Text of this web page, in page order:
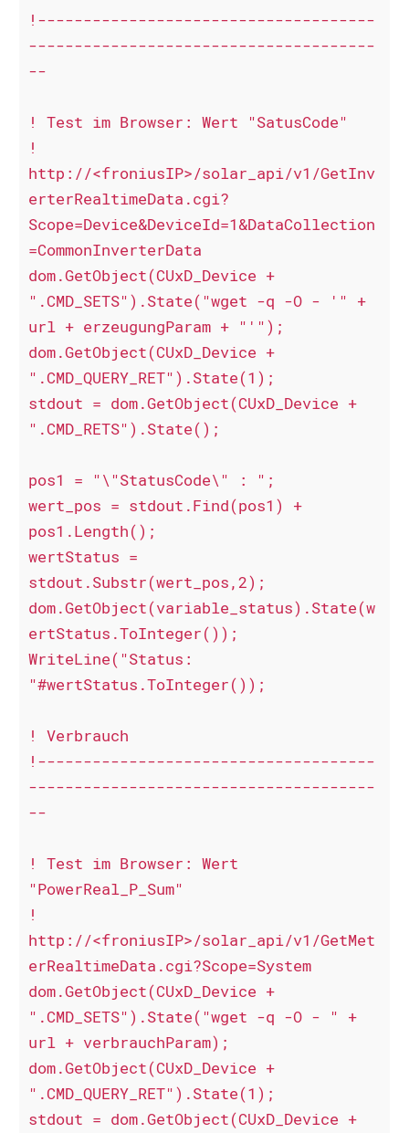
!-------------------------------------
--------------------------------------
--
! Test im Browser: Wert "SatusCode"
!
http://<froniusIP>/solar_api/v1/GetInv
erterRealtimeData.cgi?
Scope=Device&DeviceId=1&DataCollection
=CommonInverterData
dom.GetObject(CUxD_Device +
".CMD_SETS").State("wget -q -O - '" +
url + erzeugungParam + "'");
dom.GetObject(CUxD_Device +
".CMD_QUERY_RET").State(1);
stdout = dom.GetObject(CUxD_Device +
".CMD_RETS").State();
pos1 = "\"StatusCode\" : ";
wert_pos = stdout.Find(pos1) +
pos1.Length();
wertStatus =
stdout.Substr(wert_pos,2);
dom.GetObject(variable_status).State(w
ertStatus.ToInteger());
WriteLine("Status:
"#wertStatus.ToInteger());
! Verbrauch
!-------------------------------------
--------------------------------------
--
! Test im Browser: Wert
"PowerReal_P_Sum"
!
http://<froniusIP>/solar_api/v1/GetMet
erRealtimeData.cgi?Scope=System
dom.GetObject(CUxD_Device +
".CMD_SETS").State("wget -q -O - " +
url + verbrauchParam);
dom.GetObject(CUxD_Device +
".CMD_QUERY_RET").State(1);
stdout = dom.GetObject(CUxD_Device +